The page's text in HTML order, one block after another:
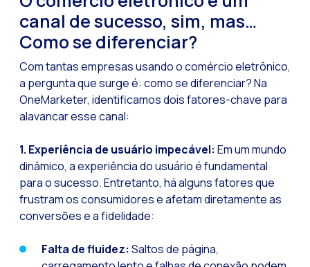
Simplifique os
OneMarketer
Recuperação de
Otimize o
Fluxos do
Seasonalities:
canal de sucesso, sim, mas…
Como se diferenciar?
Com tantas empresas usando o comércio eletrônico,
a pergunta que surge é: como se diferenciar? Na
OneMarketer, identificamos dois fatores-chave para
alavancar esse canal:
1. Experiência de usuário impecável: Em um mundo
dinâmico, a experiência do usuário é fundamental
para o sucesso. Entretanto, há alguns fatores que
frustram os consumidores e afetam diretamente as
conversões e a fidelidade:
Falta de fluidez: Saltos de página,